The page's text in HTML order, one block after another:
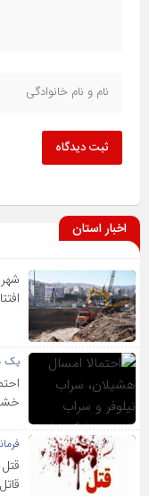
ثبت دیدگاه
اخبار استان
یک